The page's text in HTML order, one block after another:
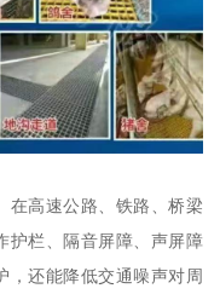
在高速公路、铁路、桥梁
护栏、隔音屏障、声屏障
，还能降低交通噪声对周